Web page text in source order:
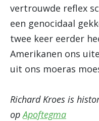
vertrouwde reflex
een genocidaal
twee keer eerder
Amerikanen ons
uit ons moeras
Richard Kroes is
opApoftegma